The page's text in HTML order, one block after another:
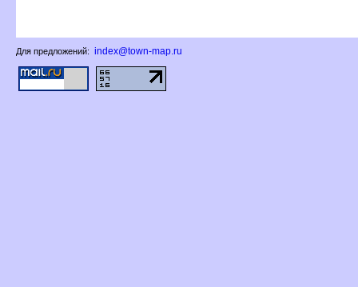
Для предложений: index@town-map.ru